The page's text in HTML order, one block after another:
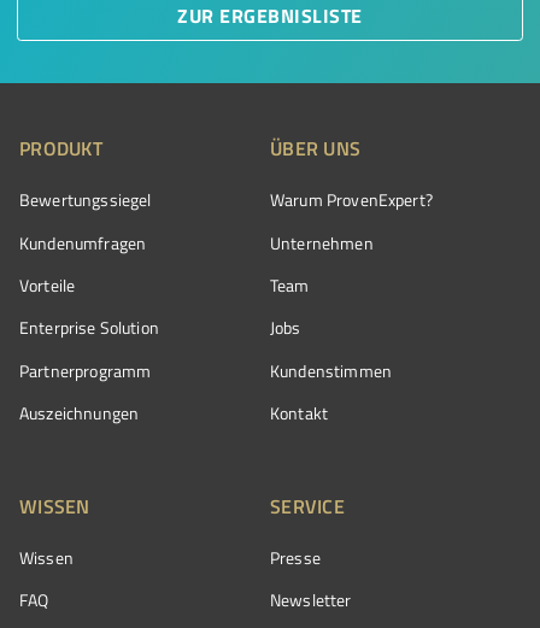
ZUR ERGEBNISLISTE
PRODUKT
Bewertungssiegel
Kundenumfragen
Vorteile
Enterprise Solution
Partnerprogramm
Auszeichnungen
ÜBER UNS
Warum ProvenExpert?
Unternehmen
Team
Jobs
Kundenstimmen
Kontakt
WISSEN
Wissen
FAQ
SERVICE
Presse
Newsletter